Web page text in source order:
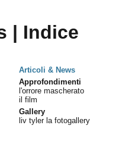
| Indice
Articoli & News
Approfondimenti
l'orrore mascherato
il film
Gallery
liv tyler la fotogallery